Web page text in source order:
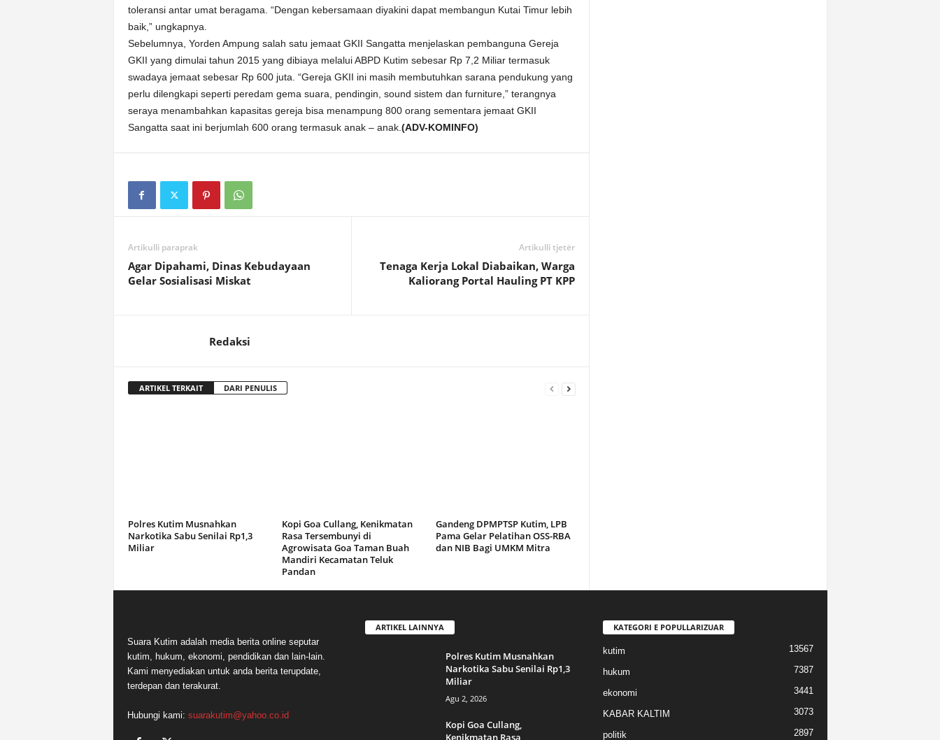
toleransi antar umat beragama. “Dengan kebersamaan diyakini dapat membangun Kutai Timur lebih
baik,” ungkapnya.
Sebelumnya, Yorden Ampung salah satu jemaat GKII Sangatta menjelaskan pembanguna Gereja
GKII yang dimulai tahun 2015 yang dibiaya melalui ABPD Kutim sebesar Rp 7,2 Miliar termasuk
swadaya jemaat sebesar Rp 600 juta. “Gereja GKII ini masih membutuhkan sarana pendukung yang
perlu dilengkapi seperti peredam gema suara, pendingin, sound sistem dan furniture,” terangnya
seraya menambahkan kapasitas gereja bisa menampung 800 orang sementara jemaat GKII
Sangatta saat ini berjumlah 600 orang termasuk anak – anak. (ADV-KOMINFO)
Artikulli paraprak
Agar Dipahami, Dinas Kebudayaan
Gelar Sosialisasi Miskat
Artikulli tjetër
Tenaga Kerja Lokal Diabaikan, Warga
Kaliorang Portal Hauling PT KPP
Redaksi
ARTIKEL TERKAIT DARI PENULIS
Polres Kutim Musnahkan
Narkotika Sabu Senilai Rp1,3
Miliar
Kopi Goa Cullang, Kenikmatan
Rasa Tersembunyi di
Agrowisata Goa Taman Buah
Mandiri Kecamatan Teluk
Pandan
Gandeng DPMPTSP Kutim, LPB
Pama Gelar Pelatihan OSS-RBA
dan NIB Bagi UMKM Mitra
Suara Kutim adalah media berita online seputar
kutim, hukum, ekonomi, pendidikan dan lain-lain.
Kami menyediakan untuk anda berita terupdate,
terdepan dan terakurat.
Hubungi kami: suarakutim@yahoo.co.id
ARTIKEL LAINNYA
Polres Kutim Musnahkan
Narkotika Sabu Senilai Rp1,3
Miliar
Agu 2, 2026
Kopi Goa Cullang,
Kenikmatan Rasa
KATEGORI E POPULLARIZUAR
kutim 13567
hukum 7387
ekonomi 3441
KABAR KALTIM 3073
politik 2897